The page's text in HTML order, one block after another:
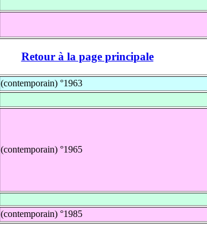
Retour à la page principale
(contemporain) °1963
(contemporain) °1965
(contemporain) °1985